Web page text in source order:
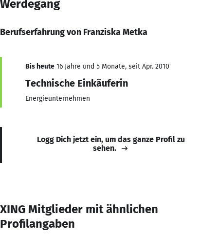
Werdegang
Berufserfahrung von Franziska Metka
Bis heute 16 Jahre und 5 Monate, seit Apr. 2010
Technische Einkäuferin
Energieunternehmen
Logg Dich jetzt ein, um das ganze Profil zu
sehen.
XING Mitglieder mit ähnlichen
Profilangaben